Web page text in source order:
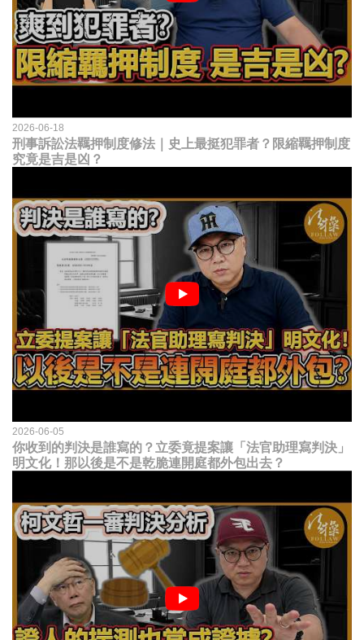
2026-06-18
刑事訴訟法羈押制度修法｜史上最挺犯罪者？限縮羈押制度
究竟是吉是凶？
2026-06-05
你收到的判決是誰寫的？立委竟提案讓「法官助理寫判決」
明文化！那以後是不是乾脆連開庭都外包出去？